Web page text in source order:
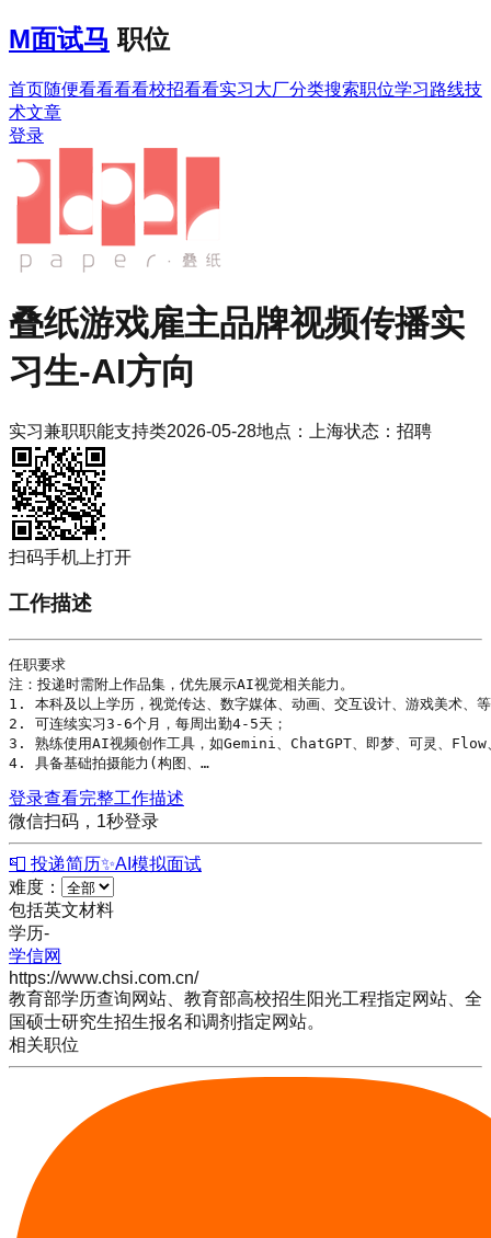
M面试马 职位
首页随便看看看看校招看看实习大厂分类搜索职位学习路线技
术文章
登录
叠纸游戏雇主品牌视频传播实
习生-AI方向
实习兼职职能支持类2026-05-28地点： 上海状态： 招聘
扫码手机上打开
工作描述
任职要求
注：投递时需附上作品集，优先展示AI视觉相关能力。
1. 本科及以上学历 ，视觉传达、数字媒体、动画、交互设计、游戏美术、
2. 可连续实习3-6个月，每周出勤4-5天；
3. 熟练使用AI视频创作工具，如Gemini、ChatGPT、即梦、可灵、Flow
4. 具备基础拍摄能力(构图、…
登录查看完整工作描述
微信扫码，1秒登录
📮 投递简历✨AI模拟面试
难度：
包括英文材料
学历-
学信网
https://www.chsi.com.cn/
教育部学历查询网站、教育部高校招生阳光工程指定网站、全
国硕士研究生招生报名和调剂指定网站。
相关职位